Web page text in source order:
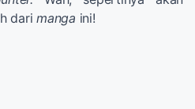
dari manga ini!